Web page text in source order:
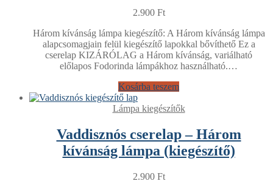
2.900 Ft
Három kívánság lámpa kiegészítő: A Három kívánság lámpa
alapcsomagjain felül kiegészítő lapokkal bővíthető Ez a
cserelap KIZÁRÓLAG a Három kívánság, variálható
előlapos Fodorinda lámpákhoz használható.…
Kosárba teszem
Lámpa kiegészítők
Vaddisznós cserelap – Három
kívánság lámpa (kiegészítő)
2.900 Ft